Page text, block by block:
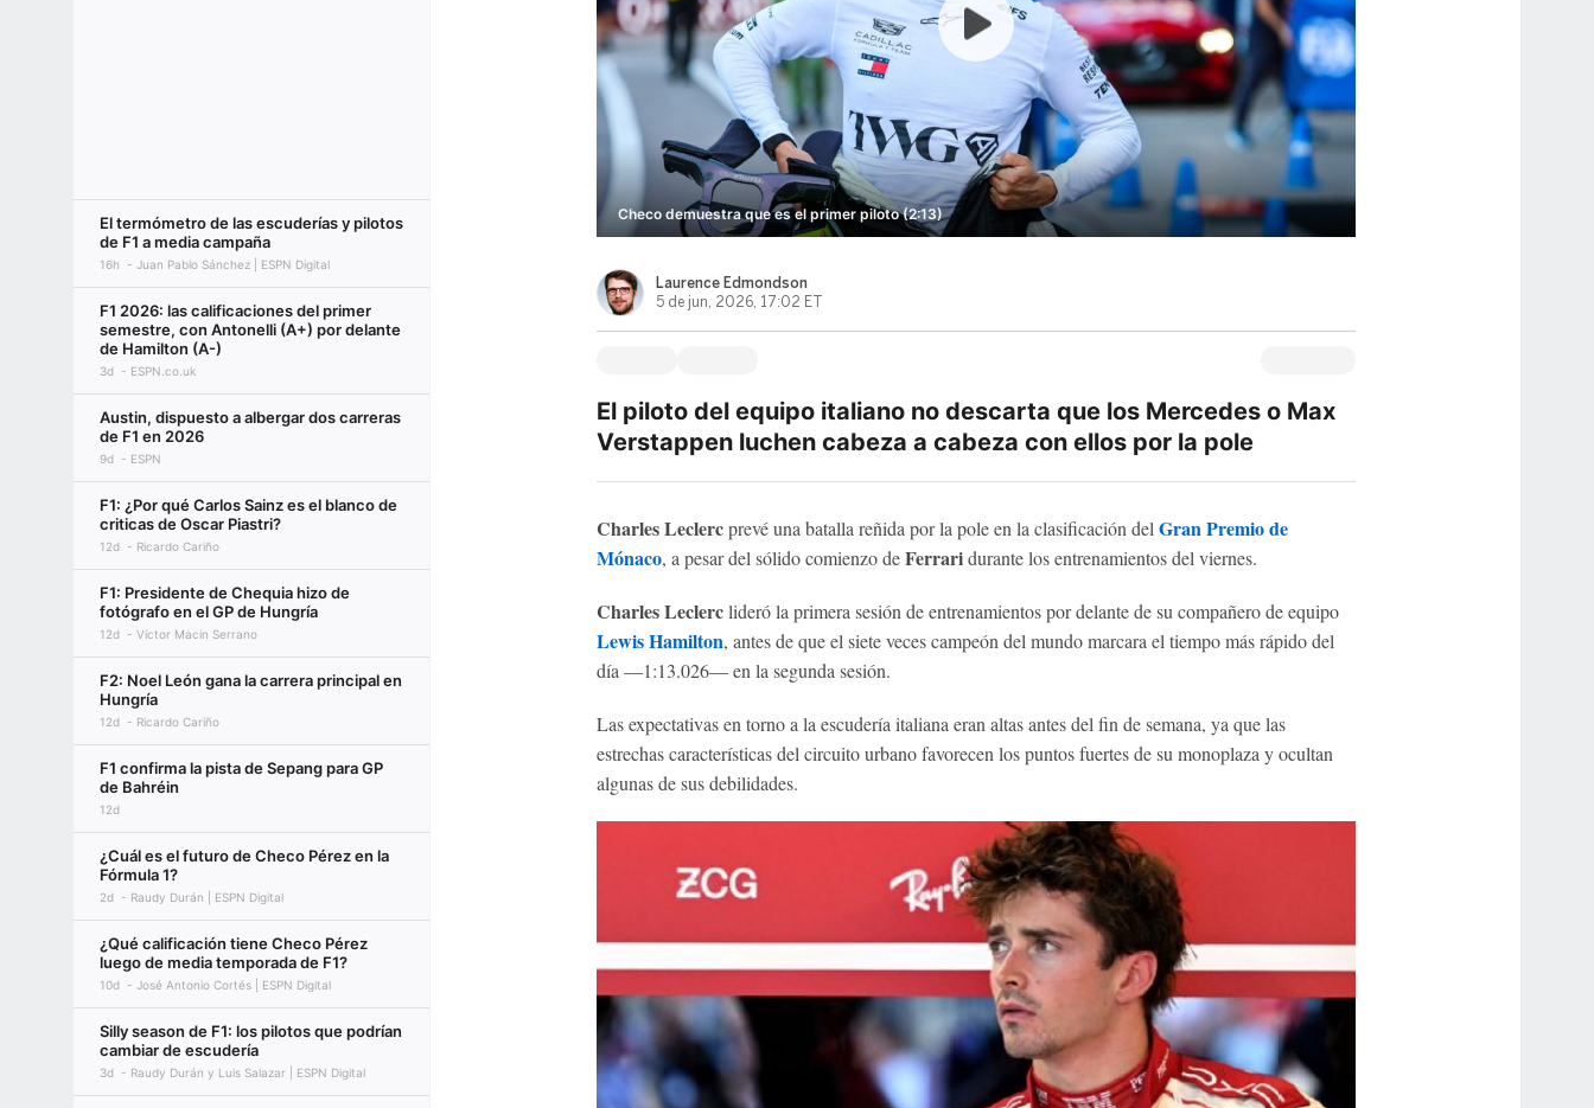
El termómetro de las escuderías y pilotos
de F1 a media campaña
16h Juan Pablo Sánchez | ESPN Digital
F1 2026: las calificaciones del primer
semestre, con Antonelli (A+) por delante
de Hamilton (A-)
3d ESPN.co.uk
Austin, dispuesto a albergar dos carreras
de F1 en 2026
9d ESPN
F1: ¿Por qué Carlos Sainz es el blanco de
criticas de Oscar Piastri?
12d Ricardo Cariño
F1: Presidente de Chequia hizo de
fotógrafo en el GP de Hungría
12d Víctor Macin Serrano
F2: Noel León gana la carrera principal en
Hungría
12d Ricardo Cariño
F1 confirma la pista de Sepang para GP
de Bahréin
12d
¿Cuál es el futuro de Checo Pérez en la
Fórmula 1?
2d Raudy Durán | ESPN Digital
¿Qué calificación tiene Checo Pérez
luego de media temporada de F1?
10d José Antonio Cortés | ESPN Digital
Silly season de F1: los pilotos que podrían
cambiar de escudería
3d Raudy Durán y Luis Salazar | ESPN Digital
Checo demuestra que es el primer piloto (2:13)
Laurence Edmondson
5 de jun, 2026, 17:02 ET
El piloto del equipo italiano no descarta que los Mercedes o Max
Verstappen luchen cabeza a cabeza con ellos por la pole
Charles Leclercprevé una batalla reñida por la pole en la clasificación del Gran Premio de
Mónaco, a pesar del sólido comienzo deFerraridurante los entrenamientos del viernes.
Charles Leclerclideró la primera sesión de entrenamientos por delante de su compañero de equipo
Lewis Hamilton, antes de que el siete veces campeón del mundo marcara el tiempo más rápido del
día —1:13.026— en la segunda sesión.
Las expectativas en torno a la escudería italiana eran altas antes del fin de semana, ya que las
estrechas características del circuito urbano favorecen los puntos fuertes de su monoplaza y ocultan
algunas de sus debilidades.